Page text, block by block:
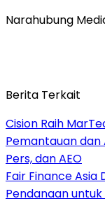
Narahubung
Berita Terkait
Cision Raih
Pemantauan dan
Pers, dan AEO
Fair Finance Asia
Pendanaan untuk